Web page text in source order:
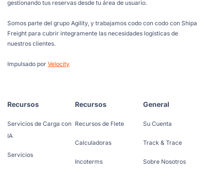
gestionando tus reservas desde tu área de usuario.
Somos parte del grupo Agility, y trabajamos codo con codo con Shipa
Freight para cubrir íntegramente las necesidades logísticas de
nuestros clientes.
Impulsado por Velocity
Recursos
Servicios de Carga con
IA
Servicios
Recursos
Recursos de Flete
Calculadoras
Incoterms
General
Su Cuenta
Track & Trace
Sobre Nosotros